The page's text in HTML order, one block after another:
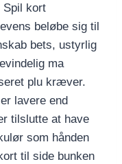
Spil kort
beløbe sig til
bets, ustyrlig
ma
plu kræver.
lavere end
tilslutte at have
som hånden
til side bunken